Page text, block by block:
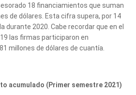
18 financiamientos que suman
de dólares. Esta cifra supera, por 14
durante 2020. Cabe recordar que en el
las firmas participaron en
millones de dólares de cuantía.
acumulado (Primer semestre 2021)